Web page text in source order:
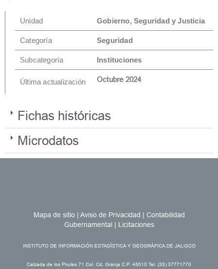
Unidad Gobierno, Seguridad y Justicia
Categoría Seguridad
Subcategoría Instituciones
Última actualización Octubre 2024
Fichas históricas
Microdatos
Mapa de sitio| Aviso de Privacidad | Contabilidad
Gubernamental | Licitaciones
INSTITUTO DE INFORMACIÓN ESTADÍSTICA Y GEOGRÁFICA DE JALISCO
Calzada de los Pirules 71 Col. Cd. Granja C.P. 45010 Tel. (33) 37771770